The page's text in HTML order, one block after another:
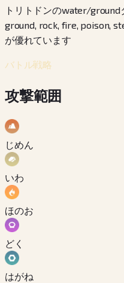
トリトドンのwater/ground
ground, rock, fire, poison,
が優れています
バトル戦略
攻撃範囲
じめん
いわ
ほのお
どく
はがね